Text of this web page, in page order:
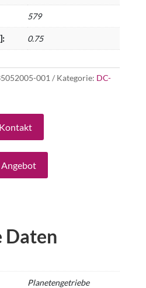
579
0.75
001 Kategorie: DC-
Kontakt
Angebot
Daten
Planetengetriebe